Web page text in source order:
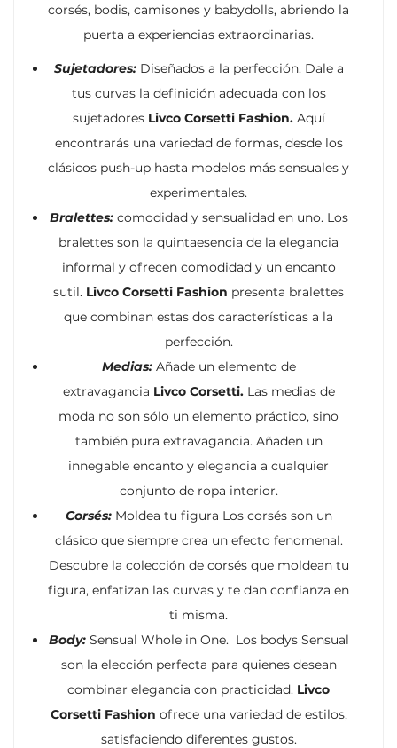
corsés, bodis, camisones y babydolls, abriendo la
puerta a experiencias extraordinarias.
Sujetadores:Diseñados a la perfección. Dale a
tus curvas la definición adecuada con los
sujetadores Livco Corsetti Fashion. Aquí
encontrarás una variedad de formas, desde los
clásicos push-up hasta modelos más sensuales y
experimentales.
Bralettes:comodidad y sensualidad en uno. Los
bralettes son la quintaesencia de la elegancia
informal y ofrecen comodidad y un encanto
sutil. Livco Corsetti Fashion presenta bralettes
que combinan estas dos características a la
perfección.
Medias: Añade un elemento de
extravagancia Livco Corsetti.Las medias de
moda no son sólo un elemento práctico, sino
también pura extravagancia. Añaden un
innegable encanto y elegancia a cualquier
conjunto de ropa interior.
Corsés:Moldea tu figura Los corsés son un
clásico que siempre crea un efecto fenomenal.
Descubre la colección de corsés que moldean tu
figura, enfatizan las curvas y te dan confianza en
ti misma.
Body:Sensual Whole in One. Los bodys Sensual
son la elección perfecta para quienes desean
combinar elegancia con practicidad. Livco
Corsetti Fashion ofrece una variedad de estilos,
satisfaciendo diferentes gustos.